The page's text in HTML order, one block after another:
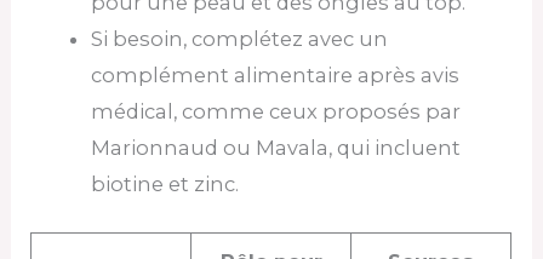
Si besoin, complétez avec un
complément alimentaire après avis
médical, comme ceux proposés par
Marionnaud ou Mavala, qui incluent
biotine et zinc.